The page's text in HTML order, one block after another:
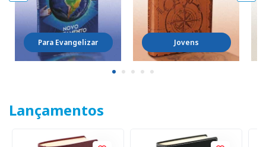
Para Evangelizar Jovens
Lançamentos